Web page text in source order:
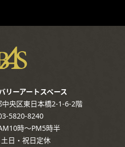
リーアートスペース
央区東日本橋2-1-6-2階
5820-8240
時～PM5時半
日・祝日定休